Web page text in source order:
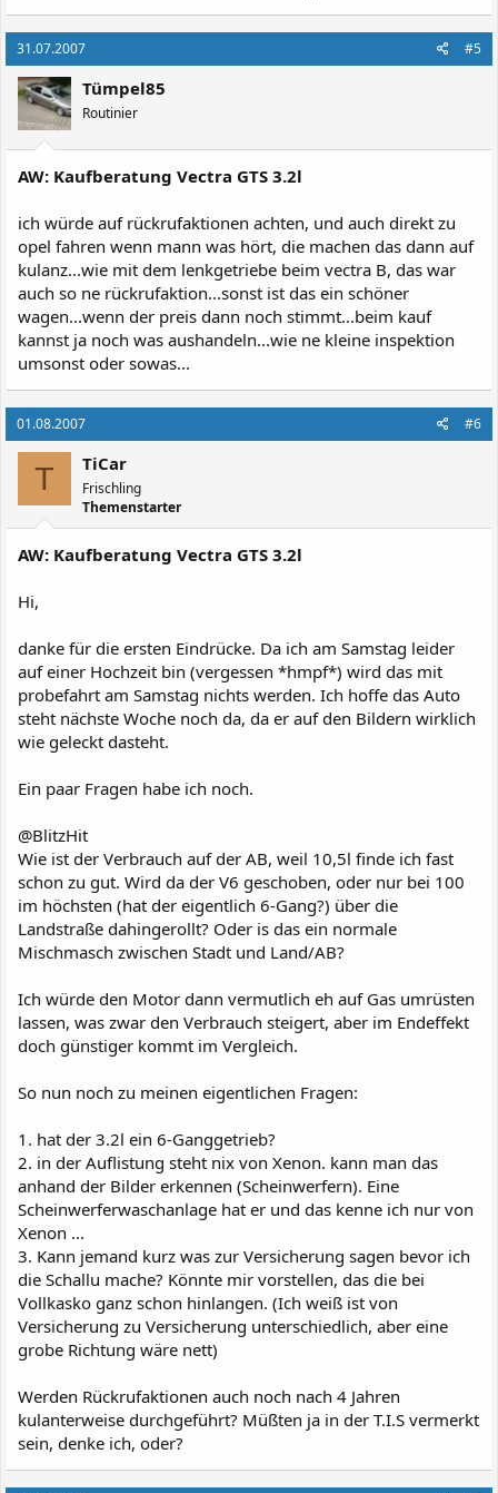
31.07.2007 #5
Tümpel85
Routinier
AW: Kaufberatung Vectra GTS 3.2l
ich würde auf rückrufaktionen achten, und auch direkt zu
opel fahren wenn mann was hört, die machen das dann auf
kulanz...wie mit dem lenkgetriebe beim vectra B, das war
auch so ne rückrufaktion...sonst ist das ein schöner
wagen...wenn der preis dann noch stimmt...beim kauf
kannst ja noch was aushandeln...wie ne kleine inspektion
umsonst oder sowas...
01.08.2007 #6
T TiCar
Frischling
Themenstarter
AW: Kaufberatung Vectra GTS 3.2l
Hi,
danke für die ersten Eindrücke. Da ich am Samstag leider
auf einer Hochzeit bin (vergessen *hmpf*) wird das mit
probefahrt am Samstag nichts werden. Ich hoffe das Auto
steht nächste Woche noch da, da er auf den Bildern wirklich
wie geleckt dasteht.
Ein paar Fragen habe ich noch.
@BlitzHit
Wie ist der Verbrauch auf der AB, weil 10,5l finde ich fast
schon zu gut. Wird da der V6 geschoben, oder nur bei 100
im höchsten (hat der eigentlich 6-Gang?) über die
Landstraße dahingerollt? Oder is das ein normale
Mischmasch zwischen Stadt und Land/AB?
Ich würde den Motor dann vermutlich eh auf Gas umrüsten
lassen, was zwar den Verbrauch steigert, aber im Endeffekt
doch günstiger kommt im Vergleich.
So nun noch zu meinen eigentlichen Fragen:
1. hat der 3.2l ein 6-Ganggetrieb?
2. in der Auflistung steht nix von Xenon. kann man das
anhand der Bilder erkennen (Scheinwerfern). Eine
Scheinwerferwaschanlage hat er und das kenne ich nur von
Xenon ...
3. Kann jemand kurz was zur Versicherung sagen bevor ich
die Schallu mache? Könnte mir vorstellen, das die bei
Vollkasko ganz schon hinlangen. (Ich weiß ist von
Versicherung zu Versicherung unterschiedlich, aber eine
grobe Richtung wäre nett)
Werden Rückrufaktionen auch noch nach 4 Jahren
kulanterweise durchgeführt? Müßten ja in der T.I.S vermerkt
sein, denke ich, oder?